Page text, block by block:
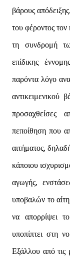
βάρους
του φέροντος τον
τη συνδρομή
επίδικης
παρόντα λόγο
αντικειμενικού
προσαχθείσες
πεποίθηση που
αιτήματος,
κάποιου
αγωγής,
υποβαλών το
να απορρίψει
υποπίπτει στη
Εξάλλου από τις